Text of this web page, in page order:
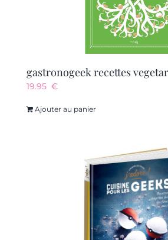
gastronogeek recettes
19.95 €
Ajouter au panier